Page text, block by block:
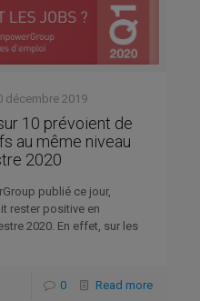
décembre 2019
10 prévoient de
au même niveau
2020
publié ce jour,
rester positive en
2020. En effet, sur les
0 Read more